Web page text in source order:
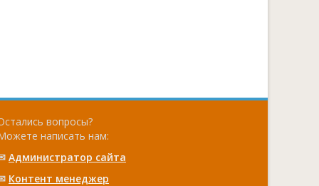
вопросы?
написать нам:
Администратор сайта
Контент менеджер